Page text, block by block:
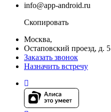
info@app-android.ru
Скопировать
Москва,
Остаповский проезд, д. 5
Заказать звонок
Назначить встречу